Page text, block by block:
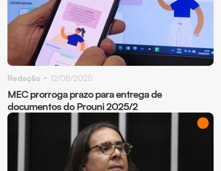
MEC prorroga prazo para entrega de
documentos do Prouni 2025/2
Redação 12/08/2025